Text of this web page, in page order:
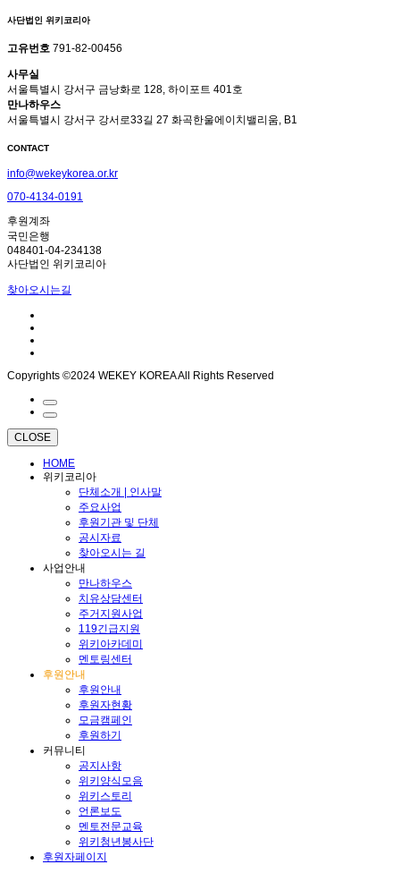
사단법인 위키코리아
고유번호 791-82-00456
사무실
서울특별시 강서구 금낭화로 128, 하이포트 401호
만나하우스
서울특별시 강서구 강서로33길 27 화곡한울에이치밸리움, B1
CONTACT
info@wekeykorea.or.kr
070-4134-0191
후원계좌
국민은행
048401-04-234138
사단법인 위키코리아
찾아오시는길
Copyrights ©2024 WEKEY KOREA All Rights Reserved
CLOSE
HOME
위키코리아
단체소개 | 인사말
주요사업
후원기관 및 단체
공시자료
찾아오시는 길
사업안내
만나하우스
치유상담센터
주거지원사업
119긴급지원
위키아카데미
멘토링센터
후원안내
후원안내
후원자현황
모금캠페인
후원하기
커뮤니티
공지사항
위키양식모음
위키스토리
언론보도
멘토전문교육
위키청년봉사단
후원자페이지